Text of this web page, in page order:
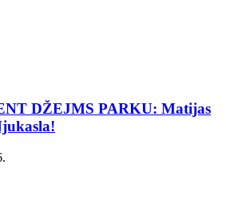
DŽEJMS PARKU: Matijas